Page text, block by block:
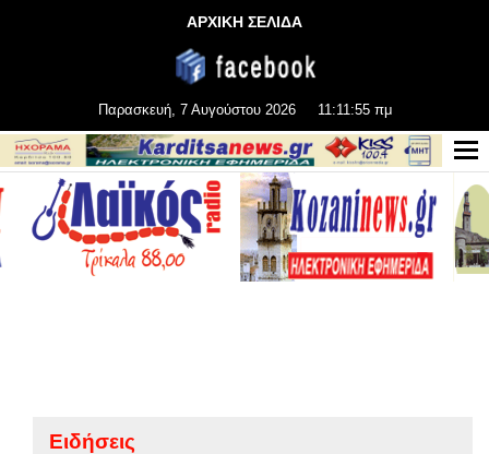
ΑΡΧΙΚΗ ΣΕΛΙΔΑ
Παρασκευή, 7 Αυγούστου 2026 11:11:55 πμ
Ειδήσεις